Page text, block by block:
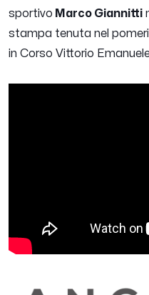
sportivo Marco Giannitti
stampa tenuta nel
in Corso Vittorio